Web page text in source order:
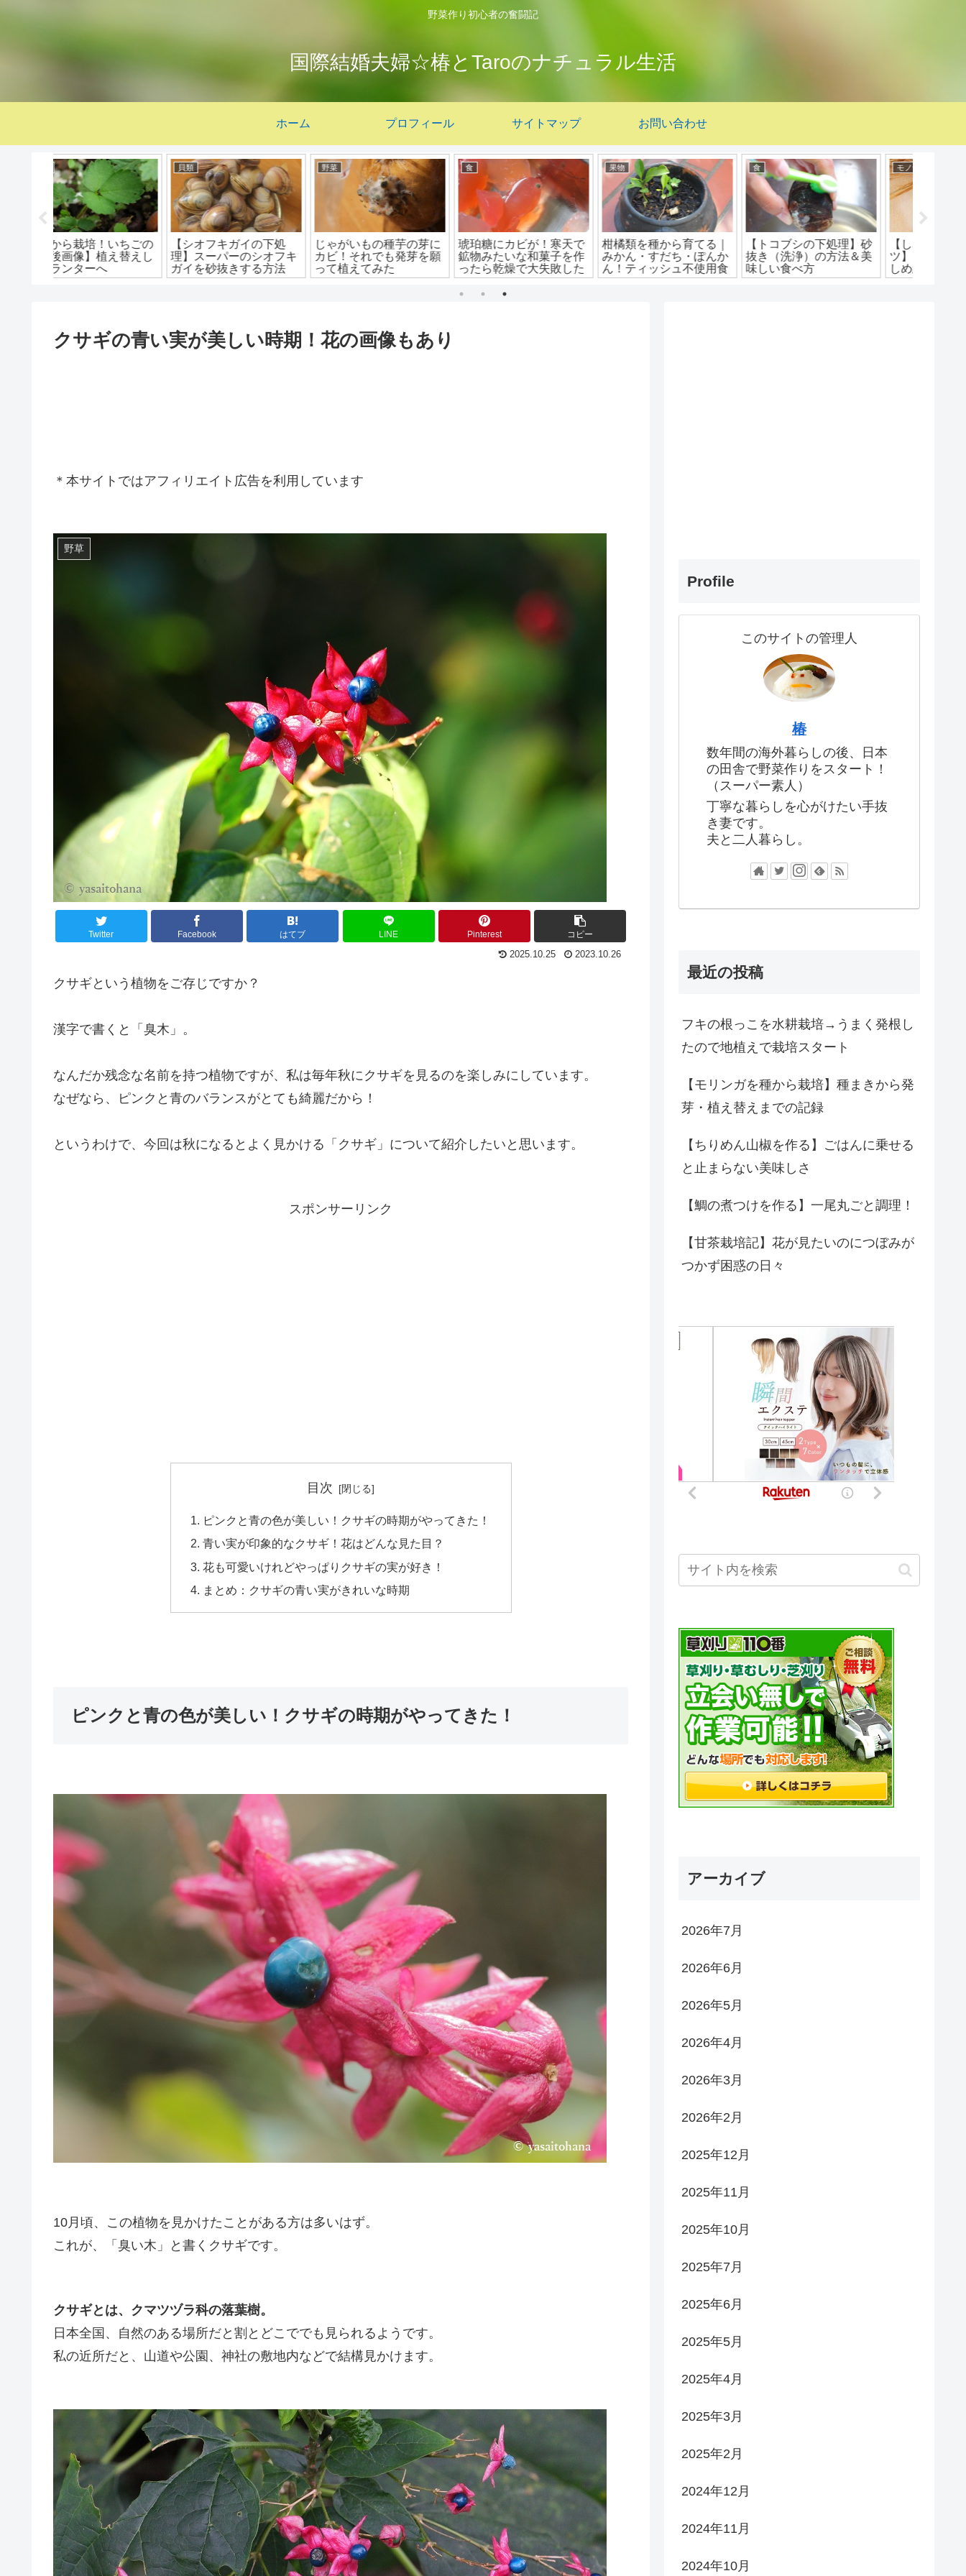
野菜作り初心者の奮闘記
国際結婚夫婦☆椿とTaroのナチュラル生活
ホーム プロフィール サイトマップ お問い合わせ
果物
柑橘類を種から育てる｜
みかん・すだち・ぽんか
ん！ティッシュ不使用食
べたら種まき
食
【トコブシの下処理】砂
抜き（洗浄）の方法＆美
味しい食べ方
モノづくり
【しめ縄の作り方のコ
ツ】お正月に藁で手作り
しめ縄飾りがおすすめ
果物
マンゴーを種から栽培す
る時の注意点：種の黒い
部分は磨かない方が良い
食
【すももジャムの作り
方】皮ごとなので簡単！
酸っぱいスモモ救済
食
【柿の葉茶の作り方】梅
雨時期なので蒸さない方
法で手作り！
クサギの青い実が美しい時期！花の画像もあり
＊本サイトではアフィリエイト広告を利用しています
野草
Twitter Facebook はてブ LINE Pinterest コピー
2025.10.25 2023.10.26
クサギという植物をご存じですか？
漢字で書くと「臭木」。
なんだか残念な名前を持つ植物ですが、私は毎年秋にクサギを見るのを楽しみにしています。
なぜなら、ピンクと青のバランスがとても綺麗だから！
というわけで、今回は秋になるとよく見かける「クサギ」について紹介したいと思います。
スポンサーリンク
目次
ピンクと青の色が美しい！クサギの時期がやってきた！
青い実が印象的なクサギ！花はどんな見た目？
花も可愛いけれどやっぱりクサギの実が好き！
まとめ：クサギの青い実がきれいな時期
ピンクと青の色が美しい！クサギの時期がやってきた！
10月頃、この植物を見かけたことがある方は多いはず。
これが、「臭い木」と書くクサギです。
クサギとは、クマツヅラ科の落葉樹。
日本全国、自然のある場所だと割とどこででも見られるようです。
私の近所だと、山道や公園、神社の敷地内などで結構見かけます。
Profile
このサイトの管理人
椿
数年間の海外暮らしの後、日本
の田舎で野菜作りをスタート！
（スーパー素人）
丁寧な暮らしを心がけたい手抜
き妻です。
夫と二人暮らし。
最近の投稿
フキの根っこを水耕栽培→うまく発根し
たので地植えで栽培スタート
【モリンガを種から栽培】種まきから発
芽・植え替えまでの記録
【ちりめん山椒を作る】ごはんに乗せる
と止まらない美味しさ
【鯛の煮つけを作る】一尾丸ごと調理！
【甘茶栽培記】花が見たいのにつぼみが
つかず困惑の日々
アーカイブ
2026年7月
2026年6月
2026年5月
2026年4月
2026年3月
2026年2月
2025年12月
2025年11月
2025年10月
2025年7月
2025年6月
2025年5月
2025年4月
2025年3月
2025年2月
2024年12月
2024年11月
2024年10月